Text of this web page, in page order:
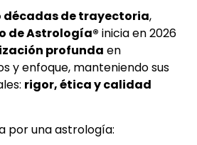
décadas de trayectoria,
de Astrología® inicia en 2026
profunda en
y enfoque, manteniendo sus
rigor, ética y calidad
por una astrología: